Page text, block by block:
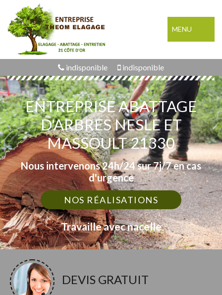
MENU
indisponible indisponible
ENTREPRISE ABATTAGE
D'ARBRES NESLE ET
MASSOULT 21330
Nous intervenons 24h/24 sur 7j/7 en cas
d'urgence
NOS RÉALISATIONS
Travaille avec nacelle
DEVIS GRATUIT